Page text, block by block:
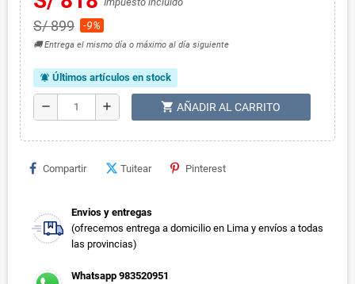
S/ 899 -9%
🚚 Entrega el mismo día o máximo al día siguiente
notifications_active Últimos artículos en stock
remove add shopping_cart AÑADIR AL CARRITO
Compartir Tuitear Pinterest
Envios y entregas
(ofrecemos entrega a domicilio en Lima y envíos a todas
las provincias)
Whatsapp 983520951